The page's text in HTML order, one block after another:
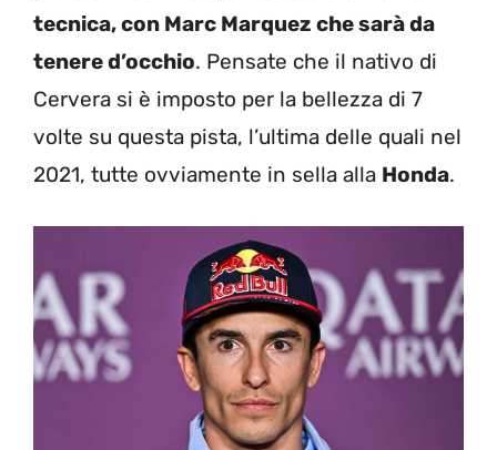
tecnica, con Marc Marquez che sarà da
tenere d’occhio. Pensate che il nativo di
Cervera si è imposto per la bellezza di 7
volte su questa pista, l’ultima delle quali nel
2021, tutte ovviamente in sella alla Honda.